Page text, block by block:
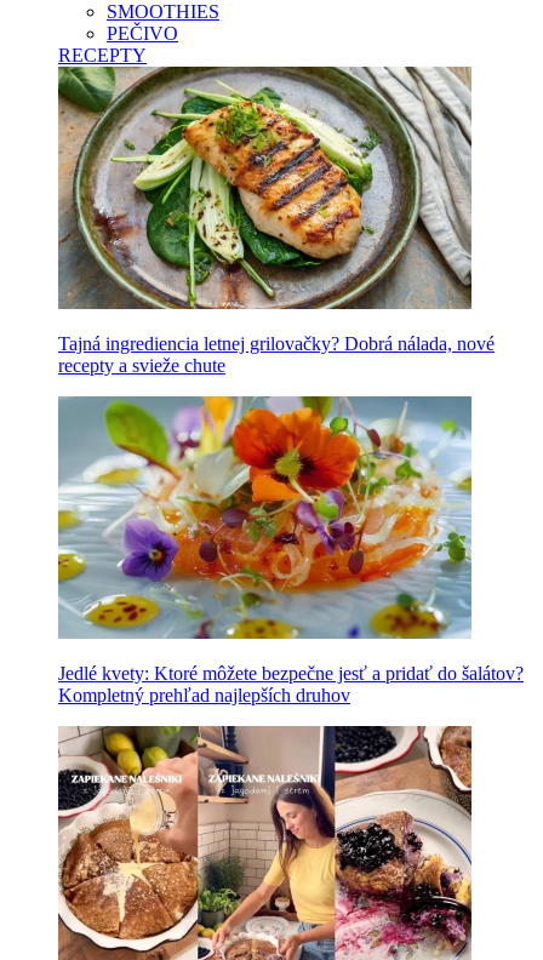
SMOOTHIES
PEČIVO
RECEPTY
Tajná ingrediencia letnej grilovačky? Dobrá nálada, nové
recepty a svieže chute
Jedlé kvety: Ktoré môžete bezpečne jesť a pridať do šalátov?
Kompletný prehľad najlepších druhov